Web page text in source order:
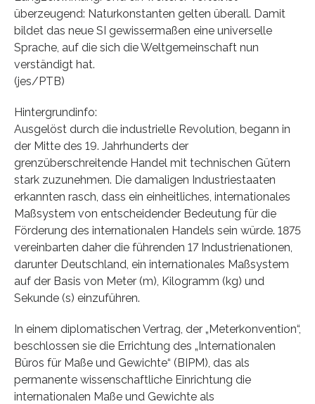
überzeugend: Naturkonstanten gelten überall. Damit
bildet das neue SI gewissermaßen eine universelle
Sprache, auf die sich die Weltgemeinschaft nun
verständigt hat.
(jes/PTB)
Hintergrundinfo:
Ausgelöst durch die industrielle Revolution, begann in
der Mitte des 19. Jahrhunderts der
grenzüberschreitende Handel mit technischen Gütern
stark zuzunehmen. Die damaligen Industriestaaten
erkannten rasch, dass ein einheitliches, internationales
Maßsystem von entscheidender Bedeutung für die
Förderung des internationalen Handels sein würde. 1875
vereinbarten daher die führenden 17 Industrienationen,
darunter Deutschland, ein internationales Maßsystem
auf der Basis von Meter (m), Kilogramm (kg) und
Sekunde (s) einzuführen.
In einem diplomatischen Vertrag, der „Meterkonvention“,
beschlossen sie die Errichtung des „Internationalen
Büros für Maße und Gewichte“ (BIPM), das als
permanente wissenschaftliche Einrichtung die
internationalen Maße und Gewichte als